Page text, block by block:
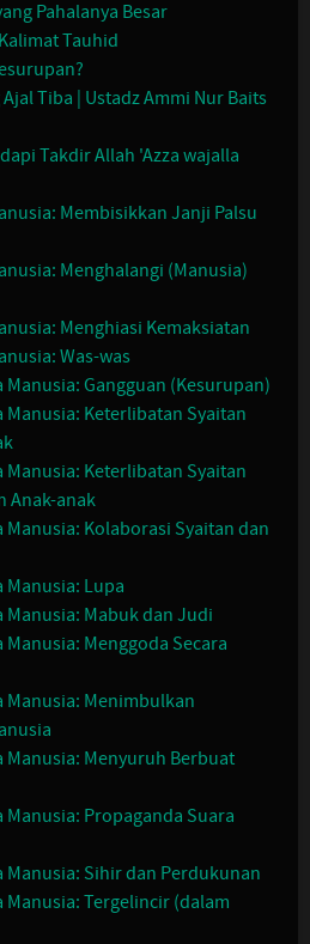
Pahalanya Besar
Tauhid
Tiba | Ustadz Ammi Nur Baits
Takdir Allah 'Azza wajalla
Membisikkan Janji Palsu
Menghalangi (Manusia)
Menghiasi Kemaksiatan
Was-was
Manusia: Gangguan (Kesurupan)
Manusia: Keterlibatan Syaitan
Manusia: Keterlibatan Syaitan
Anak-anak
Manusia: Kolaborasi Syaitan dan
Manusia: Lupa
Manusia: Mabuk dan Judi
Menggoda Secara
Manusia: Menimbulkan
Manusia: Menyuruh Berbuat
Manusia: Propaganda Suara
Manusia: Sihir dan Perdukunan
Manusia: Tergelincir (dalam